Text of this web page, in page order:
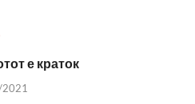
е краток